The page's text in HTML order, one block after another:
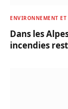
ENVIRONNEMENT ET
Dans les
incendies